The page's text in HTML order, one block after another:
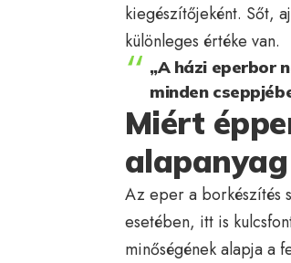
kiegészítőjeként. Sőt,
különleges értéke van.
„A házi eperbor
minden
Miért
Az eper a borkészítés
esetében, itt is
minőségének alapja a